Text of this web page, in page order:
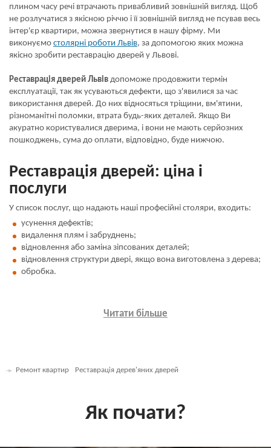
плином часу речі втрачають привабливий зовнішній вигляд. Щоб
не розлучатися з якісною річчю і її зовнішній вигляд не псував весь
інтер'єр квартири, можна звернутися в нашу фірму. Ми
виконуємо столярні роботи Львів, за допомогою яких можна
якісно зробити реставрацію дверей у Львові.
Реставрація дверей Львів допоможе продовжити термін
експлуатації, так як усуваються дефекти, що з'явилися за час
використання дверей. До них відносяться тріщини, вм'ятини,
різноманітні поломки, втрата будь-яких деталей. Якщо Ви
акуратно користувалися дверима, і вони не мають серйозних
пошкоджень, сума до оплати, відповідно, буде нижчою.
Реставрація дверей: ціна і
послуги
У список послуг, що надають наші професійні столяри, входить:
усунення дефектів;
видалення плям і забруднень;
відновлення або заміна зіпсованих деталей;
відновлення структури двері, якщо вона виготовлена ​​з дерева;
обробка.
Читати більше
Ремонт квартир Реставрація дерев'яних дверей
Як почати?